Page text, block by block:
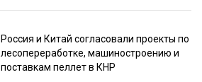
Россия и Китай согласовали проекты по
лесопереработке, машиностроению и
поставкам пеллет в КНР